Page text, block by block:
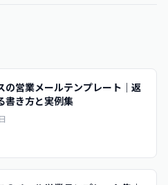
の営業メールテンプレート｜返
書き方と実例集